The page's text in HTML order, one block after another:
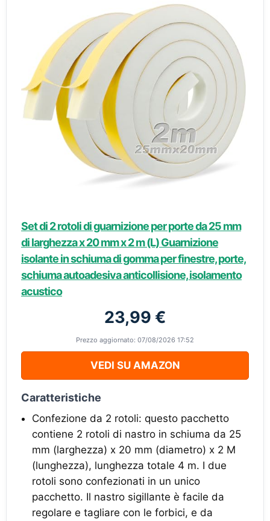
Set di 2 rotoli di guarnizione per porte da 25 mm
di larghezza x 20 mm x 2 m (L) Guarnizione
isolante in schiuma di gomma per finestre, porte,
schiuma autoadesiva anticollisione, isolamento
acustico
23,99 €
Prezzo aggiornato: 07/08/2026 17:52
VEDI SU AMAZON
Caratteristiche
Confezione da 2 rotoli: questo pacchetto
contiene 2 rotoli di nastro in schiuma da 25
mm (larghezza) x 20 mm (diametro) x 2 M
(lunghezza), lunghezza totale 4 m. I due
rotoli sono confezionati in un unico
pacchetto. Il nastro sigillante è facile da
regolare e tagliare con le forbici, e da